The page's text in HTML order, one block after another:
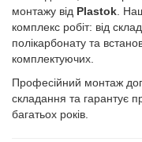
монтажу від Plastok .
комплекс робіт: від
полікарбонату та
комплектуючих.
Професійний монтаж
складання та гарантує
багатьох років.